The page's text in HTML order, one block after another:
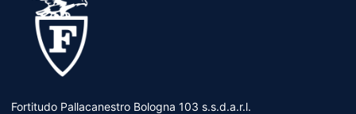
Fortitudo Pallacanestro Bologna 103 s.s.d.a.r.l.